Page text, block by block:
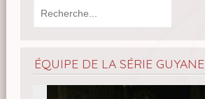
ÉQUIPE DE LA SÉRIE GUYANE